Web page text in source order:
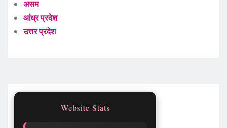
असम
आंध्र प्रदेश
उत्तर प्रदेश
Website Stats